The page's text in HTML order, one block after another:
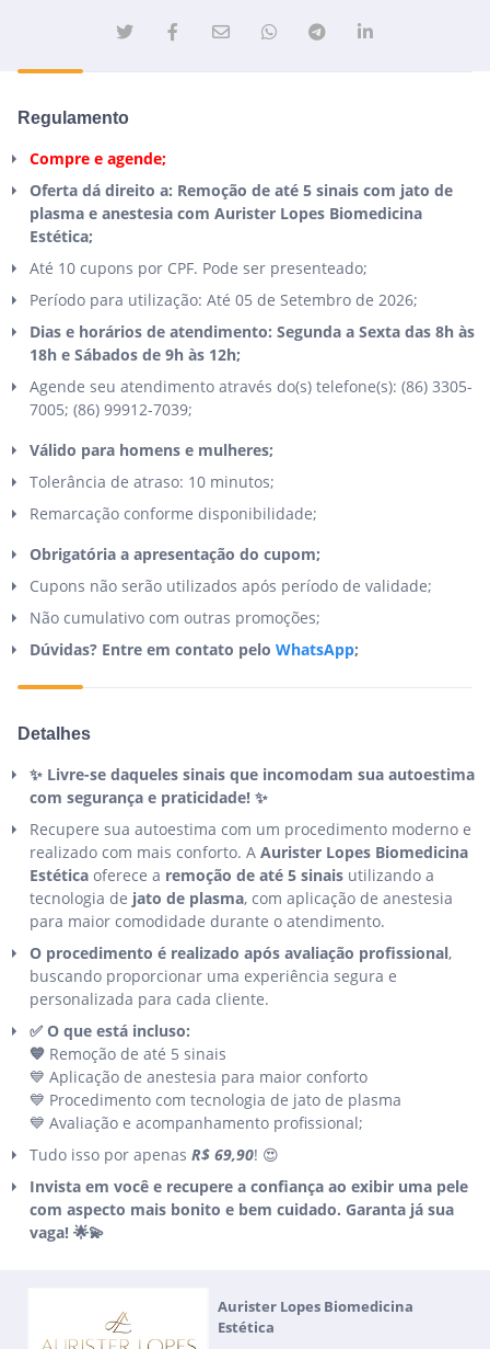
Regulamento
Compre e agende;
Oferta dá direito a: Remoção de até 5 sinais com jato de
plasma e anestesia com Aurister Lopes Biomedicina
Estética;
Até 10 cupons por CPF. Pode ser presenteado;
Período para utilização: Até 05 de Setembro de 2026;
Dias e horários de atendimento: Segunda a Sexta das 8h às
18h e Sábados de 9h às 12h;
Agende seu atendimento através do(s) telefone(s): (86) 3305-
7005; (86) 99912-7039;
Válido para homens e mulheres;
Tolerância de atraso: 10 minutos;
Remarcação conforme disponibilidade;
Obrigatória a apresentação do cupom;
Cupons não serão utilizados após período de validade;
Não cumulativo com outras promoções;
Dúvidas? Entre em contato pelo WhatsApp;
Detalhes
✨ Livre-se daqueles sinais que incomodam sua autoestima
com segurança e praticidade! ✨
Recupere sua autoestima com um procedimento moderno e
realizado com mais conforto. A Aurister Lopes Biomedicina
Estética oferece a remoção de até 5 sinais utilizando a
tecnologia de jato de plasma, com aplicação de anestesia
para maior comodidade durante o atendimento.
O procedimento é realizado após avaliação profissional,
buscando proporcionar uma experiência segura e
personalizada para cada cliente.
✅ O que está incluso:
💙 Remoção de até 5 sinais
💙 Aplicação de anestesia para maior conforto
💙 Procedimento com tecnologia de jato de plasma
💙 Avaliação e acompanhamento profissional;
Tudo isso por apenas R$ 69,90! 😍
Invista em você e recupere a confiança ao exibir uma pele
com aspecto mais bonito e bem cuidado. Garanta já sua
vaga! 🌟💫
Aurister Lopes Biomedicina
Estética